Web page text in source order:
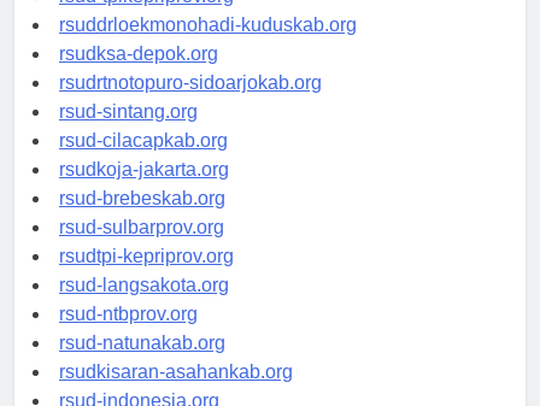
rsud-tpikepriprov.org
rsuddrloekmonohadi-kuduskab.org
rsudksa-depok.org
rsudrtnotopuro-sidoarjokab.org
rsud-sintang.org
rsud-cilacapkab.org
rsudkoja-jakarta.org
rsud-brebeskab.org
rsud-sulbarprov.org
rsudtpi-kepriprov.org
rsud-langsakota.org
rsud-ntbprov.org
rsud-natunakab.org
rsudkisaran-asahankab.org